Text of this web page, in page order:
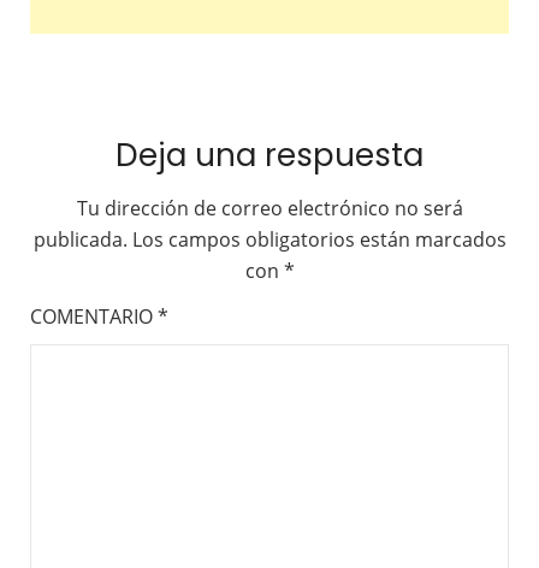
Deja una respuesta
Tu dirección de correo electrónico no será
publicada. Los campos obligatorios están marcados
con *
COMENTARIO*